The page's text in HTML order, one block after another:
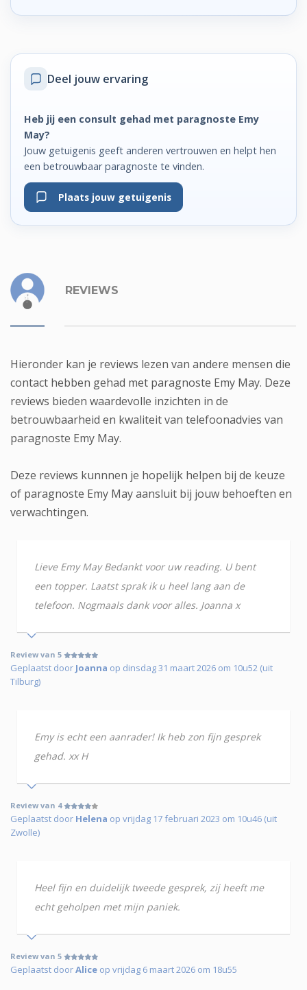
Deel jouw ervaring
Heb jij een consult gehad met paragnoste Emy
May?
Jouw getuigenis geeft anderen vertrouwen en helpt hen
een betrouwbaar paragnoste te vinden.
Plaats jouw getuigenis
REVIEWS
Hieronder kan je reviews lezen van andere mensen die
contact hebben gehad met paragnoste Emy May. Deze
reviews bieden waardevolle inzichten in de
betrouwbaarheid en kwaliteit van telefoonadvies van
paragnoste Emy May.
Deze reviews kunnnen je hopelijk helpen bij de keuze
of paragnoste Emy May aansluit bij jouw behoeften en
verwachtingen.
Lieve Emy May Bedankt voor uw reading. U bent
een topper. Laatst sprak ik u heel lang aan de
telefoon. Nogmaals dank voor alles. Joanna x
Review van 5
Geplaatst door Joanna op dinsdag 31 maart 2026 om 10u52 (uit
Tilburg)
Emy is echt een aanrader! Ik heb zon fijn gesprek
gehad. xx H
Review van 4
Geplaatst door Helena op vrijdag 17 februari 2023 om 10u46 (uit
Zwolle)
Heel fijn en duidelijk tweede gesprek, zij heeft me
echt geholpen met mijn paniek.
Review van 5
Geplaatst doorAlice op vrijdag 6 maart 2026 om 18u55